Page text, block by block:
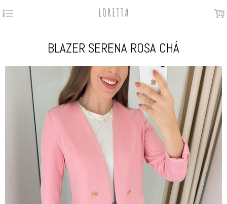
4 .
BLAZER SERENA ROSA CHÁ